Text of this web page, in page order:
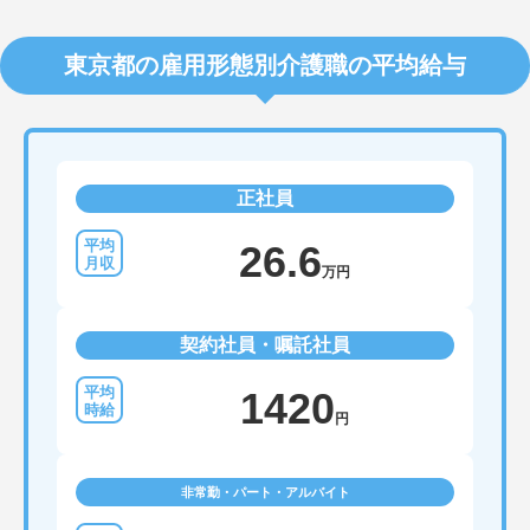
東京都の雇用形態別介護職の平均給与
正社員
26.6万円
契約社員・嘱託社員
1420 円
非常勤・パート・アルバイト